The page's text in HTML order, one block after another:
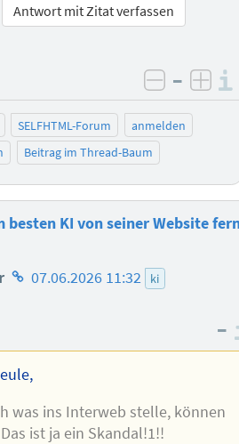
Antwort mit Zitat verfassen
negativ
–
SELFHTML-Forum
anmelden
Beitrag im Thread-Baum
besten KI von seiner Website
Homepage
07.06.2026 11:32
ki
–
was ins Interweb stelle, können
ist ja ein Skandal!1!!